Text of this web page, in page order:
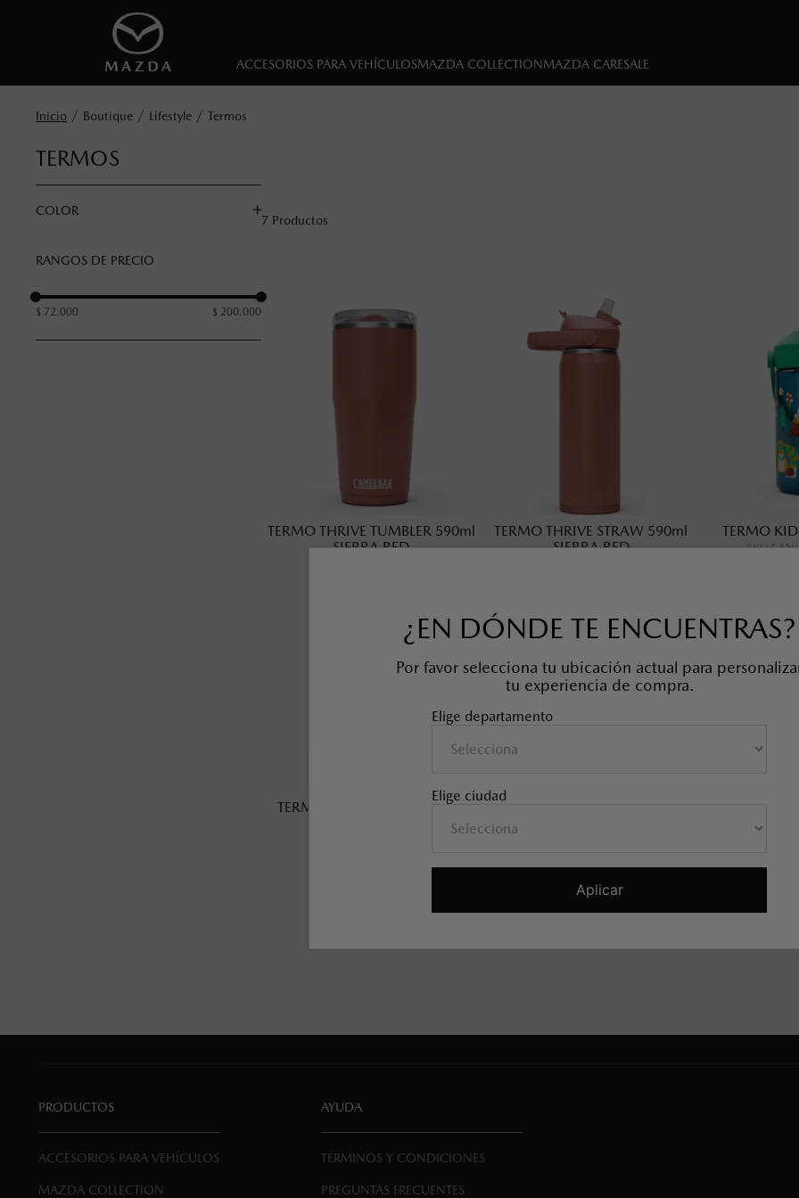
¿EN DÓNDE TE ENCUENTRAS?
Por favor selecciona tu ubicación actual para
tu experiencia de compra.
Elige departamento
Elige ciudad
Aplicar
ACCESORIOS PARA VEHÍCULOSMAZDA COLLECTIONMAZDA CARESALE
Boutique Lifestyle Termos
TERMOS
COLOR
Sierra Red
RANGOS DE PRECIO
$ 72.000 $ 200.000
7 Productos
TERMO THRIVE TUMBLER 590ml
SIERRA RED
TERMO THRIVE STRAW 590ml
SIERRA RED
TERMO
SKU EAN
TERMO THRIVE CHUG 740ml
TERMO
Has visto todos los
PRODUCTOS
ACCESORIOS PARA VEHÍCULOS
MAZDA COLLECTION
AYUDA
TÉRMINOS Y CONDICIONES
PREGUNTAS FRECUENTES